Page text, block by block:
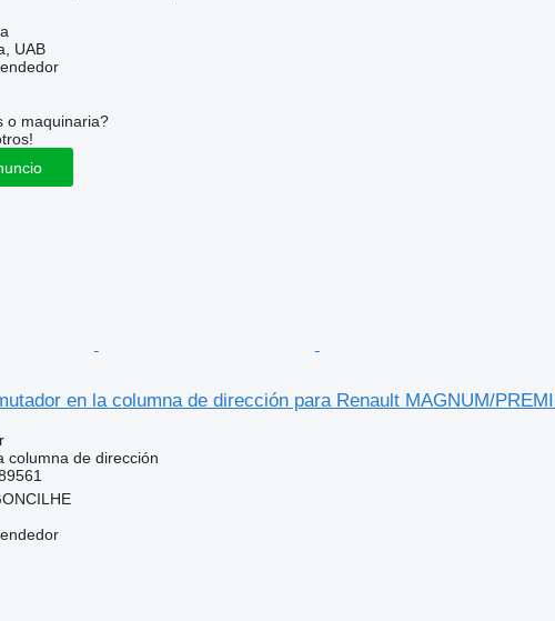
UAB
o maquinaria?
en la columna de dirección para Renault MAGNUM/
columna de dirección